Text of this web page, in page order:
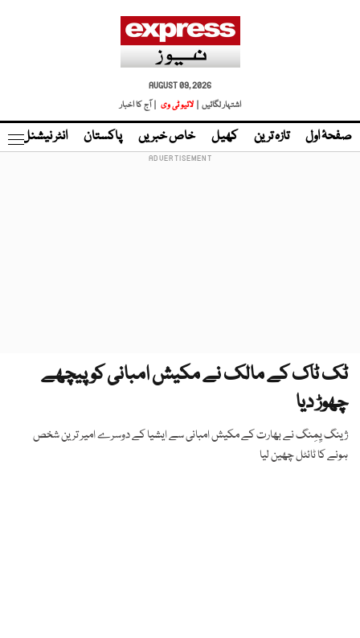
AUGUST 09, 2026
اشتہار لگائیں |
لائیو ٹی وی | آج کا اخبار
صفحۂ اول تازہ ترین کھیل خاص خبریں پاکستان انٹر نیشنل
ٹک ٹاک کے مالک نے مکیش امبانی کو پیچھے
چھوڑ دیا
ژینگ یِمِنگ نے بھارت کے مکیش امبانی سے ایشیا کے دوسرے امیر ترین شخص
ہونے کا ٹائٹل چھین لیا